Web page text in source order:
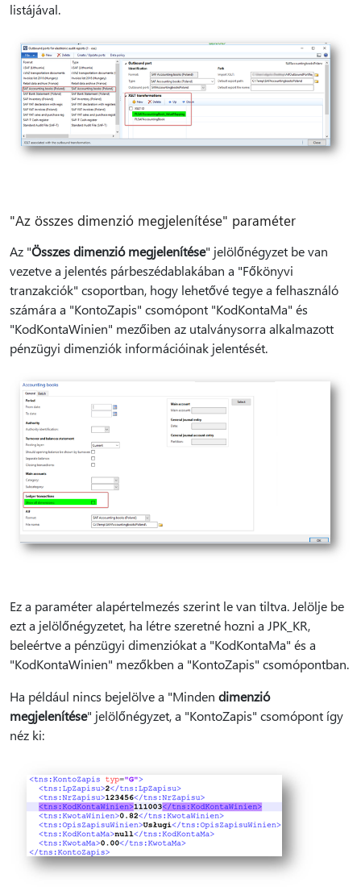
listájával.
"Az összes dimenzió megjelenítése" paraméter
Az "Összes dimenzió megjelenítése" jelölőnégyzet be van
vezetve a jelentés párbeszédablakában a "Főkönyvi
tranzakciók" csoportban, hogy lehetővé tegye a felhasználó
számára a "KontoZapis" csomópont "KodKontaMa" és
"KodKontaWinien" mezőiben az utalványsorra alkalmazott
pénzügyi dimenziók információinak jelentését.
Ez a paraméter alapértelmezés szerint le van tiltva. Jelölje be
ezt a jelölőnégyzetet, ha létre szeretné hozni a JPK_KR,
beleértve a pénzügyi dimenziókat a "KodKontaMa" és a
"KodKontaWinien" mezőkben a "KontoZapis" csomópontban.
Ha például nincs bejelölve a "Minden dimenzió
megjelenítése" jelölőnégyzet, a "KontoZapis" csomópont így
néz ki: